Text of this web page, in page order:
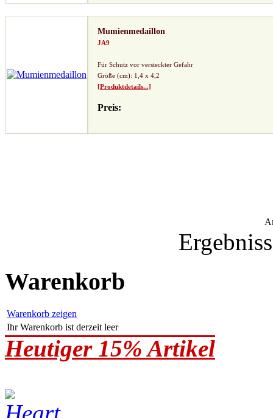
Mumienmedaillon
JA9
Für Schutz vor versteckter Gefahr
Größe (cm): 1,4 x 4,2
[Produktdetails...]
Preis:
Warenkorb
Warenkorb zeigen
Ihr Warenkorb ist derzeit leer
Heutiger 15% Artikel